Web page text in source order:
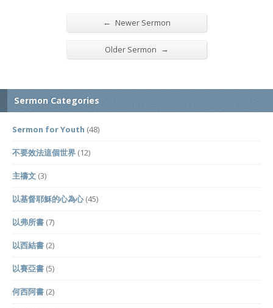
← Newer Sermon
Older Sermon →
Sermon Categories
Sermon for Youth (48)
不要效法這個世界 (12)
主禱文 (3)
以基督耶穌的心為心(45)
以弗所書 (7)
以西結書 (2)
以賽亞書 (5)
何西阿書 (2)